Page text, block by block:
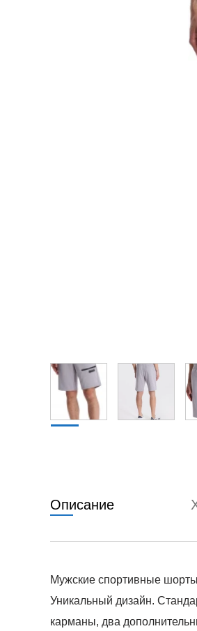
Описание
Мужские спортивные шорты
Уникальный дизайн.
карманы, два